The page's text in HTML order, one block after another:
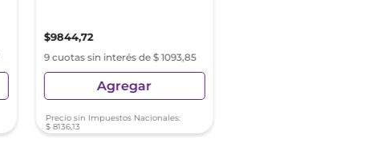
$9844,72
9 cuotas sin interés de $ 1093,85
Agregar
Precio sin Impuestos Nacionales:
$ 8136,13